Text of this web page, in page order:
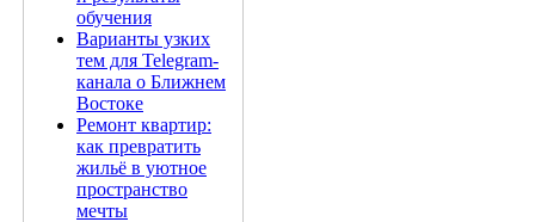
обучения
Варианты узких
тем для Telegram-
канала о Ближнем
Востоке
Ремонт квартир:
как превратить
жильё в уютное
пространство
мечты